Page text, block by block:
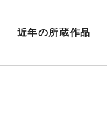
近年の所蔵作品